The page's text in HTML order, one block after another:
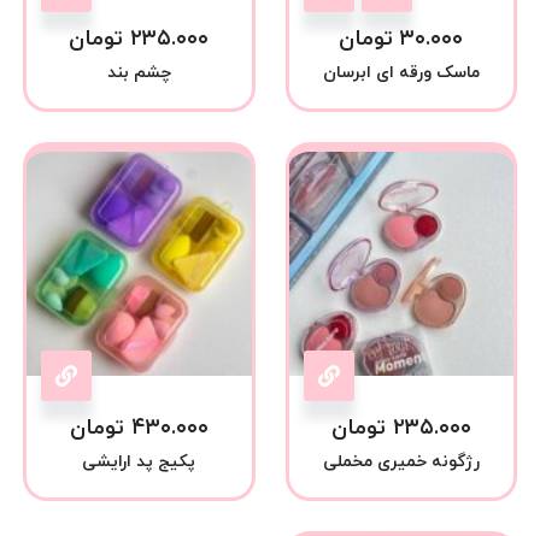
۳۰.۰۰۰ تومان
ماسک ورقه ای ابرسان
۲۳۵.۰۰۰ تومان
چشم بند
۲۳۵.۰۰۰ تومان
رژگونه خمیری مخملی
۴۳۰.۰۰۰ تومان
پکیج پد ارایشی